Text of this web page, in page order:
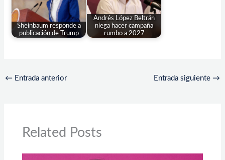
Sheinbaum responde a
publicación de Trump
Andrés López Beltrán
niega hacer campaña
rumbo a 2027
← Entrada anterior Entrada siguiente →
Related Posts